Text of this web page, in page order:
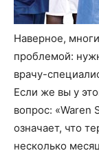
Наверное,
проблемой:
врачу-
Если же вы у
вопрос: «Waren
означает, что
несколько